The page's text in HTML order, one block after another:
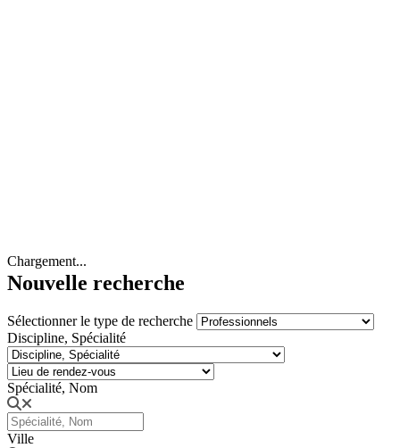
Chargement...
Nouvelle recherche
Sélectionner le type de recherche
Discipline, Spécialité
Spécialité, Nom
Ville